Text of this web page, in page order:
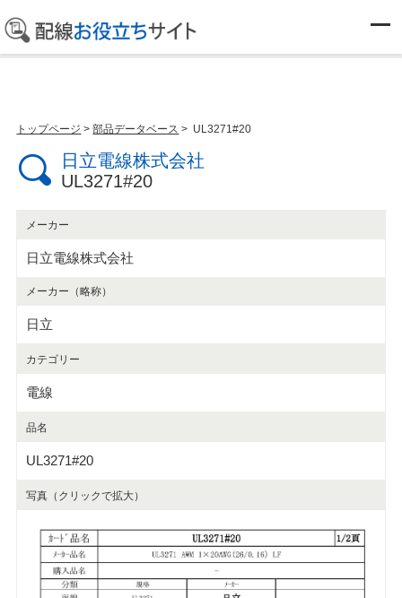
部品データベース
トップページ >部品データベース > UL3271#20
日立電線株式会社
UL3271#20
メーカー
日立電線株式会社
メーカー（略称）
日立
カテゴリー
電線
品名
UL3271#20
写真（クリックで拡大）